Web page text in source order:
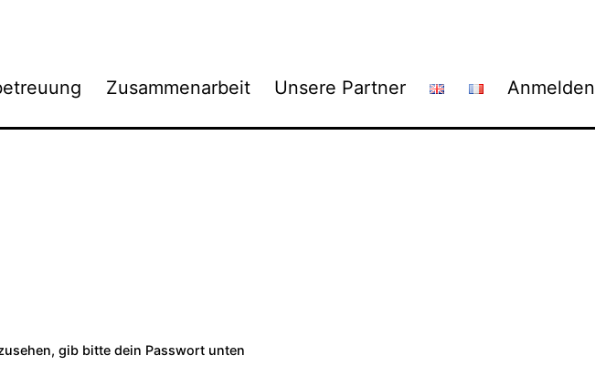
Zusammenarbeit Unsere Partner Anmelden
gib bitte dein Passwort unten